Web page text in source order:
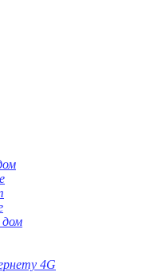
дом
4G